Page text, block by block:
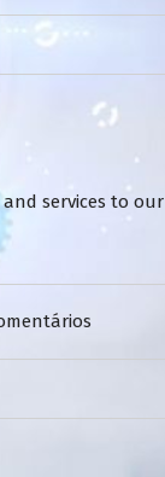
services to our